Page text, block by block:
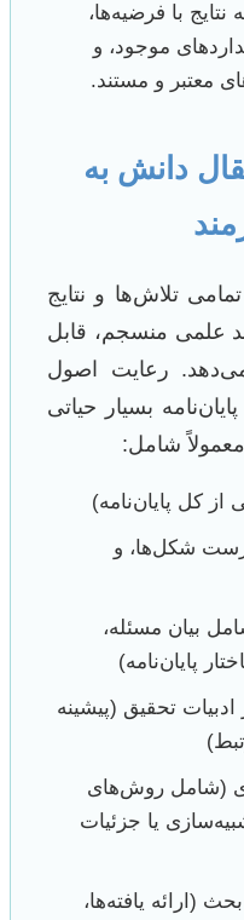
با فرضیه‌ها،
موجود، و
معتبر و مستند.
دانش به
تلاش‌ها و نتایج
علمی منسجم، قابل
می‌دهد. رعایت اصول
بسیار حیاتی
شامل:
از کل پایان‌نامه)
شکل‌ها، و
بیان مسئله،
پایان‌نامه)
تحقیق (پیشینه
(شامل روش‌های
یا جزئیات
(ارائه یافته‌ها،